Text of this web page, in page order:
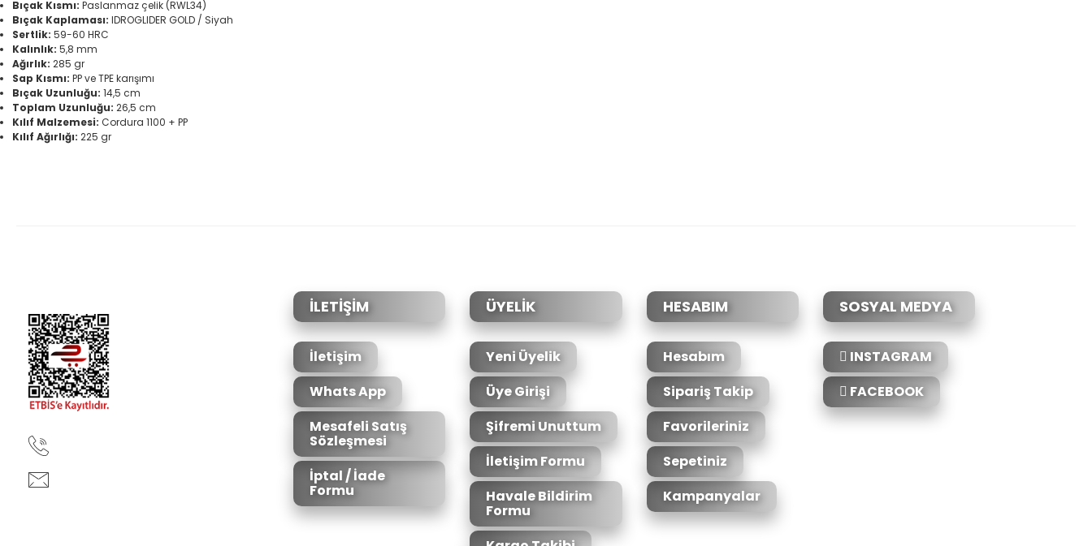
Bıçak Kısmı: Paslanmaz çelik (RWL34)
Bıçak Kaplaması: IDROGLIDER GOLD / Siyah
Sertlik: 59-60 HRC
Kalınlık: 5,8 mm
Ağırlık: 285 gr
Sap Kısmı: PP ve TPE karışımı
Bıçak Uzunluğu: 14,5 cm
Toplam Uzunluğu: 26,5 cm
Kılıf Malzemesi: Cordura 1100 + PP
Kılıf Ağırlığı: 225 gr
Ürün fiyatı diğer sitelerden daha pahalı.
Bu ürüne benzer farklı alternatifler olmalı.
İLETİŞİM
İletişim
Whats App
Mesafeli Satış
Sözleşmesi
İptal / İade
Formu
ÜYELİK
Yeni Üyelik
Üye Girişi
Şifremi Unuttum
İletişim Formu
Havale Bildirim
Formu
HESABIM
Hesabım
Sipariş Takip
Favorileriniz
Sepetiniz
Kampanyalar
SOSYAL MEDYA
INSTAGRAM
FACEBOOK